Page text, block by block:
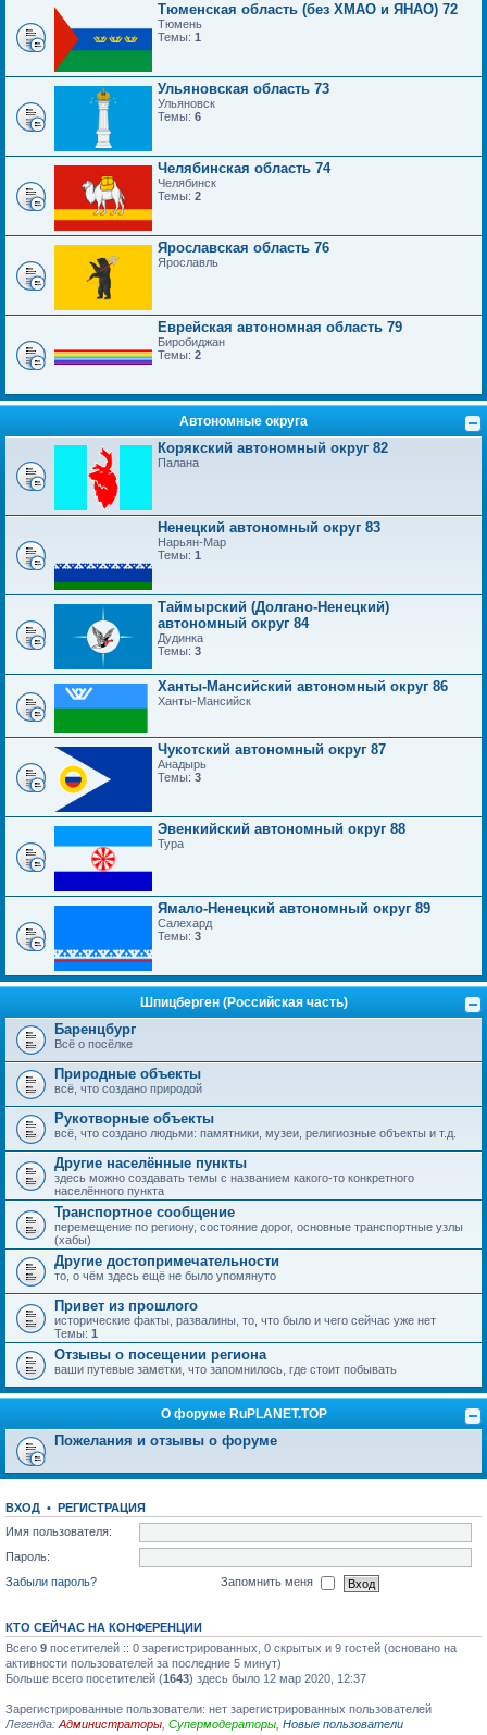
Тюменская область (без ХМАО и ЯНАО) 72
Тюмень
Темы: 1
Ульяновская область 73
Ульяновск
Темы: 6
Челябинская область 74
Челябинск
Темы: 2
Ярославская область 76
Ярославль
Еврейская автономная область 79
Биробиджан
Темы: 2
Автономные округа
Корякский автономный округ 82
Палана
Ненецкий автономный округ 83
Нарьян-Мар
Темы: 1
Таймырский (Долгано-Ненецкий)
автономный округ 84
Дудинка
Темы: 3
Ханты-Мансийский автономный округ 86
Ханты-Мансийск
Чукотский автономный округ 87
Анадырь
Темы: 3
Эвенкийский автономный округ 88
Тура
Ямало-Ненецкий автономный округ 89
Салехард
Темы: 3
Шпицберген (Российская часть)
Баренцбург
Всё о посёлке
Природные объекты
всё, что создано природой
Рукотворные объекты
всё, что создано людьми: памятники, музеи, религиозные объекты и т.д.
Другие населённые пункты
здесь можно создавать темы с названием какого-то конкретного
населённого пункта
Транспортное сообщение
перемещение по региону, состояние дорог, основные транспортные узлы
(хабы)
Другие достопримечательности
то, о чём здесь ещё не было упомянуто
Привет из прошлого
исторические факты, развалины, то, что было и чего сейчас уже нет
Темы: 1
Отзывы о посещении региона
ваши путевые заметки, что запомнилось, где стоит побывать
О форуме RuPLANET.TOP
Пожелания и отзывы о форуме
ВХОД • РЕГИСТРАЦИЯ
Имя пользователя:
Пароль:
Забыли пароль?
Запомнить меня
КТО СЕЙЧАС НА КОНФЕРЕНЦИИ
Всего 9 посетителей :: 0 зарегистрированных, 0 скрытых и 9 гостей (основано на
активности пользователей за последние 5 минут)
Больше всего посетителей (1643) здесь было 12 мар 2020, 12:37
Зарегистрированные пользователи: нет зарегистрированных пользователей
Легенда: Администраторы Супермодераторы Новые пользователи